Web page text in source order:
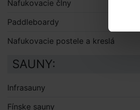
Nafukovacie člny
Paddleboardy
Nafukovacie postele a kreslá
SAUNY:
Infrasauny
Fínske sauny